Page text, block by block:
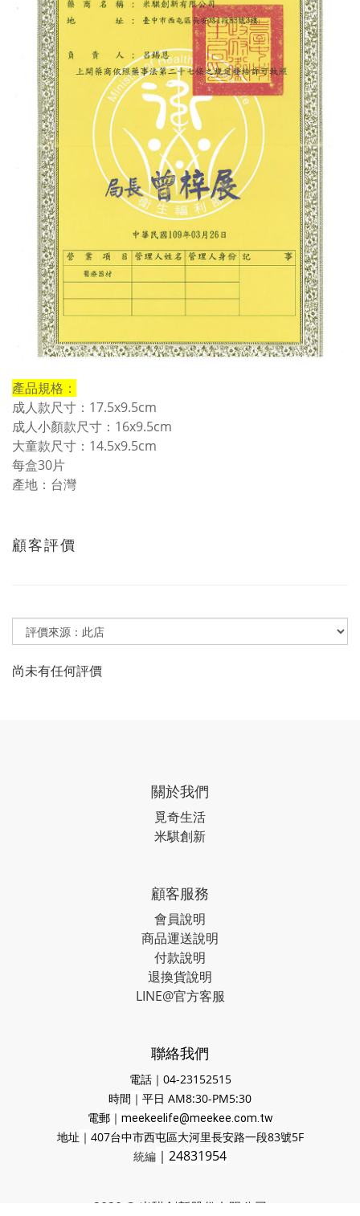
產品規格：
成人款尺寸：17.5x9.5cm
成人小顏款尺寸：16x9.5cm
大童款尺寸：14.5x9.5cm
每盒30片
產地：台灣
顧客評價
尚未有任何評價
關於我們
覓奇生活
米騏創新
顧客服務
會員說明
商品運送說明
付款說明
退換貨說明
LINE@官方客服
聯絡我們
電話｜04-23152515
時間 ｜ 平日 AM8:30-PM5:30
電郵｜ meekeelife@meekee.com.tw
地址 ｜ 407台中市西屯區大河里長安路一段83號5F
統編 ｜24831954
2020 © 米騏創新股份有限公司